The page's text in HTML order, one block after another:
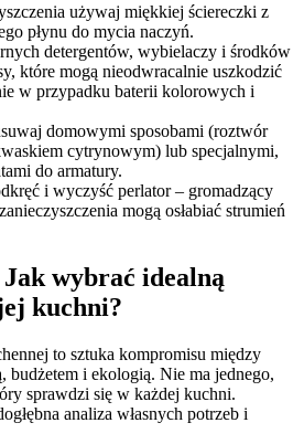
używaj miękkiej ściereczki z
płynu do mycia naczyń.
detergentów, wybielaczy i środków
które mogą nieodwracalnie uszkodzić
w przypadku baterii kolorowych i
domowymi sposobami (roztwór
cytrynowym) lub specjalnymi,
do armatury.
i wyczyść perlator – gromadzący
mogą osłabiać strumień
wybrać idealną
kuchni?
to sztuka kompromisu między
budżetem i ekologią. Nie ma jednego,
sprawdzi się w każdej kuchni.
analiza własnych potrzeb i